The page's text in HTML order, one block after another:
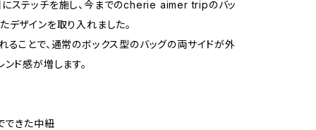
ステッチを施し、今までのcherie aimer tripのバッ
デザインを取り入れました。
ることで、通常のボックス型のバッグの両サイドが外
ンド感が増します。
できた中紐